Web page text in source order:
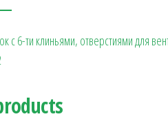
с 6-ти клиньями, отверстиями для